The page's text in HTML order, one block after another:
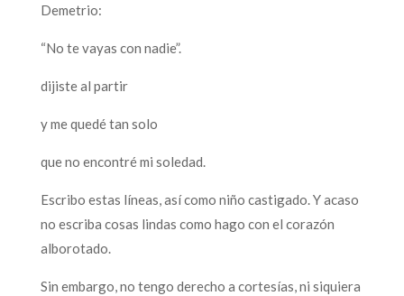
Demetrio:
“No te vayas con nadie”.
dijiste al partir
y me quedé tan solo
que no encontré mi soledad.
Escribo estas líneas, así como niño castigado. Y acaso
no escriba cosas lindas como hago con el corazón
alborotado.
Sin embargo, no tengo derecho a cortesías, ni siquiera